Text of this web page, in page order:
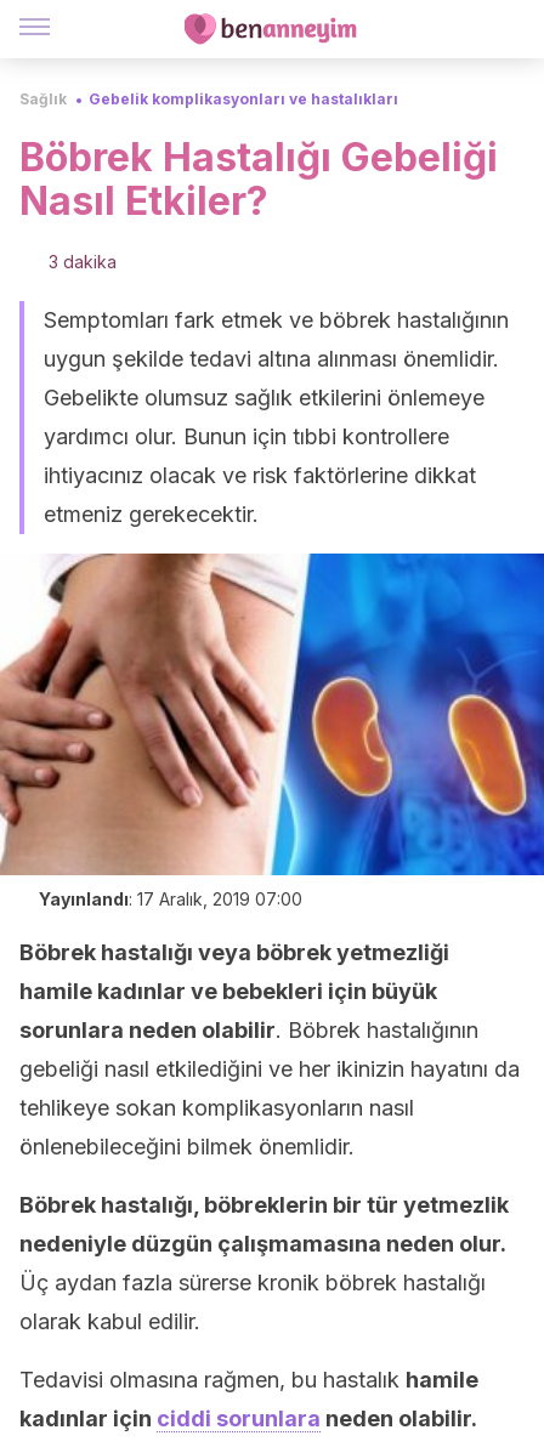
Sağlık Gebelik komplikasyonları ve hastalıkları
Böbrek Hastalığı Gebeliği
Nasıl Etkiler?
3 dakika
Semptomları fark etmek ve böbrek hastalığının
uygun şekilde tedavi altına alınması önemlidir.
Gebelikte olumsuz sağlık etkilerini önlemeye
yardımcı olur. Bunun için tıbbi kontrollere
ihtiyacınız olacak ve risk faktörlerine dikkat
etmeniz gerekecektir.
Yayınlandı: 17 Aralık, 2019 07:00
Böbrek hastalığı veya böbrek yetmezliği
hamile kadınlar ve bebekleri için büyük
sorunlara neden olabilir. Böbrek hastalığının
gebeliği nasıl etkilediğini ve her ikinizin hayatını da
tehlikeye sokan komplikasyonların nasıl
önlenebileceğini bilmek önemlidir.
Böbrek hastalığı, böbreklerin bir tür yetmezlik
nedeniyle düzgün çalışmamasına neden olur.
Üç aydan fazla sürerse kronik böbrek hastalığı
olarak kabul edilir.
Tedavisi olmasına rağmen, bu hastalık hamile
kadınlar için ciddi sorunlara neden olabilir.